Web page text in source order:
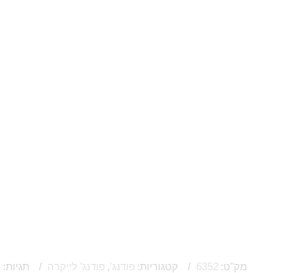
מק"ט: 6352 קטגוריות: פודנג', פודנג' לייקרה תגיות: